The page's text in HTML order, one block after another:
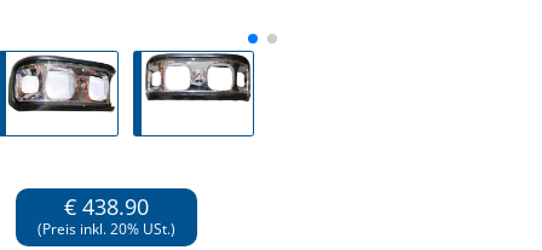
€ 438.90
(Preis inkl. 20% USt.)